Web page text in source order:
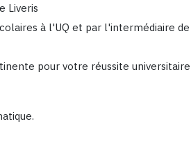
Liveris
à l'UQ et par l'intermédiaire de
pour votre réussite universitaire